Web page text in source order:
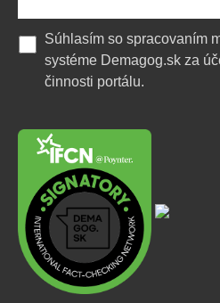
Súhlasím so spracovaním
systéme Demagog.sk za
činnosti portálu.